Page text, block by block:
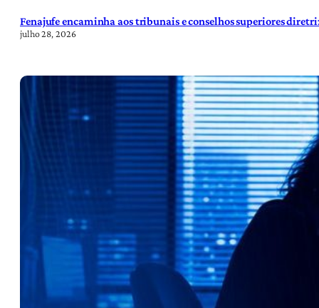
Fenajufe encaminha aos tribunais e conselhos superiores
julho 28, 2026